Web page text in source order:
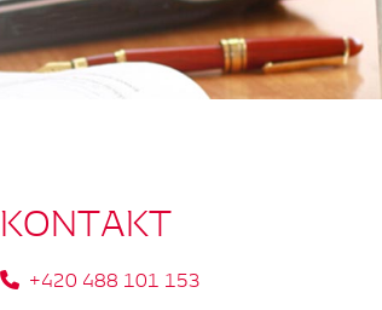
KONTAKT
+420 488 101 153